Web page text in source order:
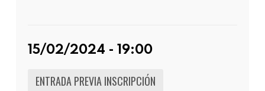
15/02/2024 - 19:00
ENTRADA PREVIA INSCRIPCIÓN